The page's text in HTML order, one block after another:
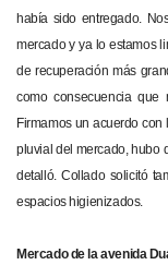
había sido entregado.
mercado y ya lo estamos
de recuperación más
como consecuencia que
Firmamos un acuerdo
pluvial del mercado, hubo
detalló. Collado solicitó
espacios higienizados.
Mercado de la avenida